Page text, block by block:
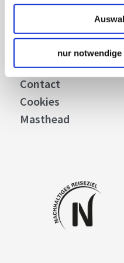
nur
Stuttgart
Picture Database
General terms and
Privacy policy
Contact
Cookies
Masthead